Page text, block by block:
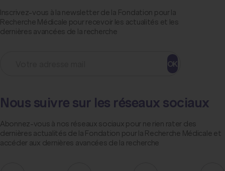
Inscrivez-vous à la newsletter de la Fondation pour la
Recherche Médicale pour recevoir les actualités et les
dernières avancées de la recherche
OK
Nous suivre sur les réseaux sociaux
Abonnez-vous à nos réseaux sociaux pour ne rien rater des
dernières actualités de la Fondation pour la Recherche Médicale et
accéder aux dernières avancées de la recherche